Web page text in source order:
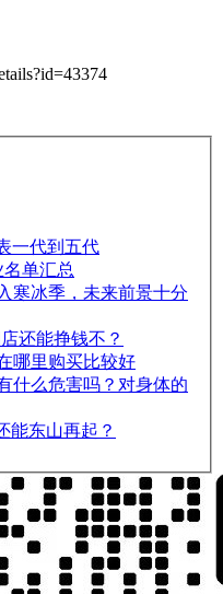
一代到五代
单汇总
寒冰季，未来前景十分
还能挣钱不？
哪里购买比较好
什么危害吗？对身体的
能东山再起？